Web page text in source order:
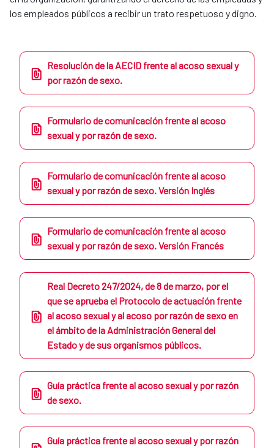
los empleados públicos a recibir un trato respetuoso y digno.
Resolución de la AECID frente al acoso sexual y
por razón de sexo.
Formulario de comunicación frente al acoso
sexual y por razón de sexo.
Formulario de comunicación frente al acoso
sexual y por razón de sexo. Versión Inglés
Formulario de comunicación frente al acoso
sexual y por razón de sexo. Versión Francés
Real Decreto 247/2024, de 8 de marzo, por el
que se aprueba el Protocolo de actuación frente
al acoso sexual y al acoso por razón de sexo en
el ámbito de la Administración General del
Estado y de sus organismos públicos.
Guía práctica frente al acoso sexual y por razón
de sexo.
Guía práctica frente al acoso sexual y por razón